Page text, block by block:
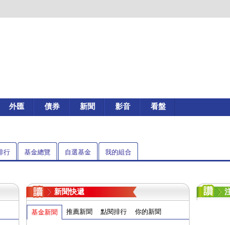
外匯 債券 新聞 影音 看盤
行 基金總覽 自選基金 我的組合
新聞快遞
基金新聞 推薦新聞 點閱排行 你的新聞